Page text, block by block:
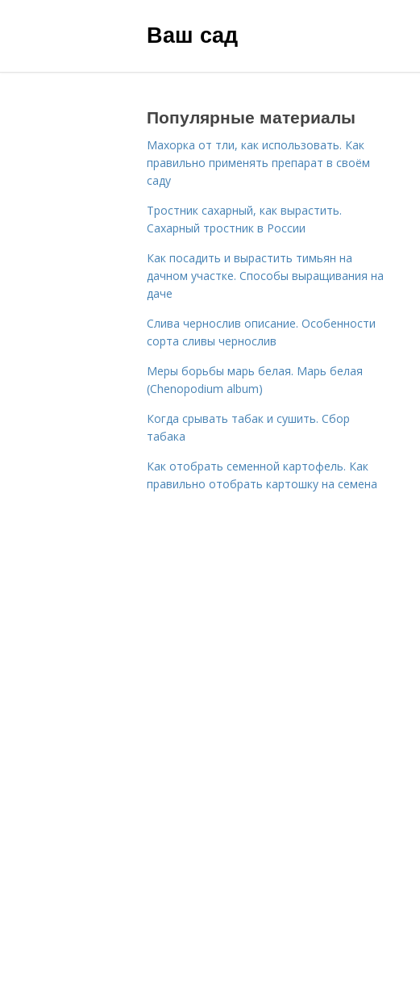
Ваш сад
Популярные материалы
Махорка от тли, как использовать. Как
правильно применять препарат в своём
саду
Тростник сахарный, как вырастить.
Сахарный тростник в России
Как посадить и вырастить тимьян на
дачном участке. Способы выращивания на
даче
Слива чернослив описание. Особенности
сорта сливы чернослив
Меры борьбы марь белая. Марь белая
(Chenopodium album)
Когда срывать табак и сушить. Сбор
табака
Как отобрать семенной картофель. Как
правильно отобрать картошку на семена